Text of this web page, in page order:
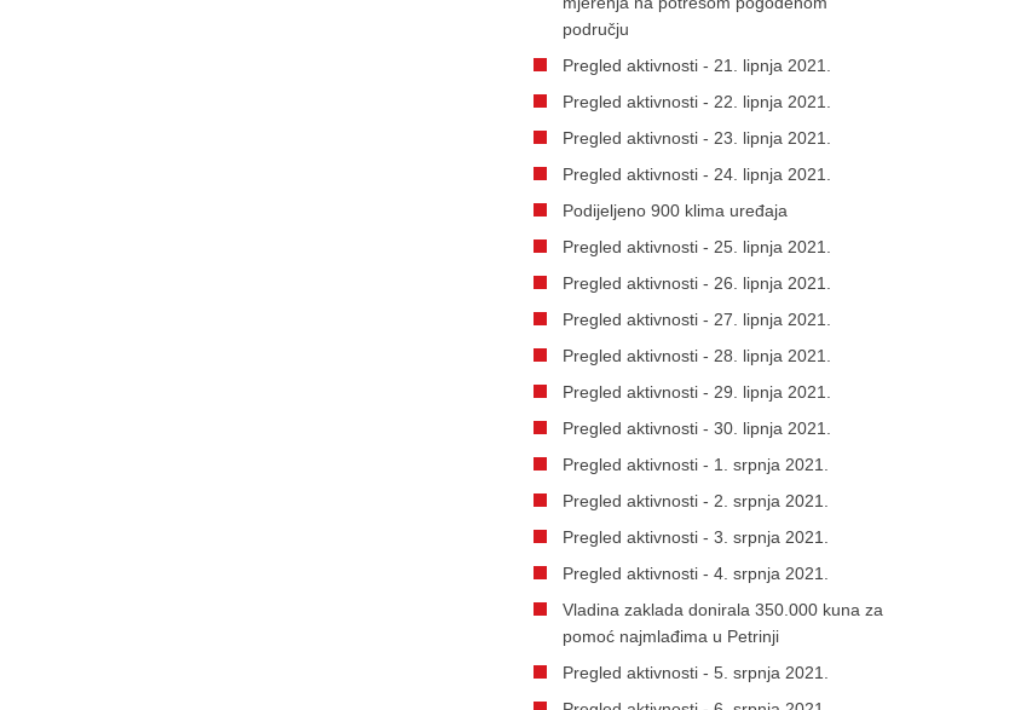
području
Pregled aktivnosti - 21. lipnja 2021.
Pregled aktivnosti - 22. lipnja 2021.
Pregled aktivnosti - 23. lipnja 2021.
Pregled aktivnosti - 24. lipnja 2021.
Podijeljeno 900 klima uređaja
Pregled aktivnosti - 25. lipnja 2021.
Pregled aktivnosti - 26. lipnja 2021.
Pregled aktivnosti - 27. lipnja 2021.
Pregled aktivnosti - 28. lipnja 2021.
Pregled aktivnosti - 29. lipnja 2021.
Pregled aktivnosti - 30. lipnja 2021.
Pregled aktivnosti - 1. srpnja 2021.
Pregled aktivnosti - 2. srpnja 2021.
Pregled aktivnosti - 3. srpnja 2021.
Pregled aktivnosti - 4. srpnja 2021.
Vladina zaklada donirala 350.000 kuna za
pomoć najmlađima u Petrinji
Pregled aktivnosti - 5. srpnja 2021.